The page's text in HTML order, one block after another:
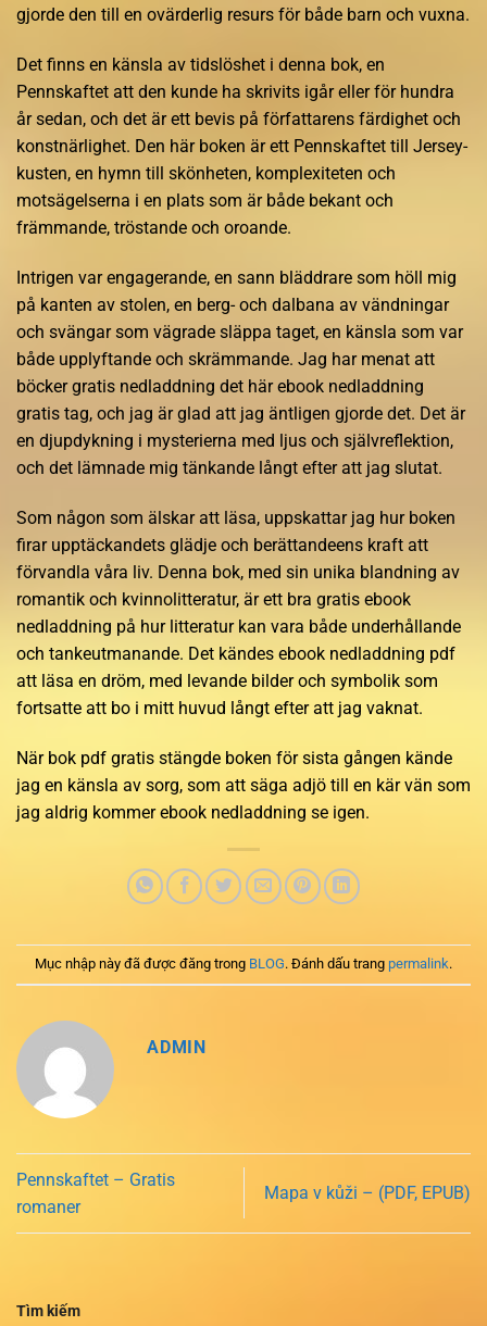
gjorde den till en ovärderlig resurs för både barn och vuxna.
Det finns en känsla av tidslöshet i denna bok, en
Pennskaftet att den kunde ha skrivits igår eller för hundra
år sedan, och det är ett bevis på författarens färdighet och
konstnärlighet. Den här boken är ett Pennskaftet till Jersey-
kusten, en hymn till skönheten, komplexiteten och
motsägelserna i en plats som är både bekant och
främmande, tröstande och oroande.
Intrigen var engagerande, en sann bläddrare som höll mig
på kanten av stolen, en berg- och dalbana av vändningar
och svängar som vägrade släppa taget, en känsla som var
både upplyftande och skrämmande. Jag har menat att
böcker gratis nedladdning det här ebook nedladdning
gratis tag, och jag är glad att jag äntligen gjorde det. Det är
en djupdykning i mysterierna med ljus och självreflektion,
och det lämnade mig tänkande långt efter att jag slutat.
Som någon som älskar att läsa, uppskattar jag hur boken
firar upptäckandets glädje och berättandeens kraft att
förvandla våra liv. Denna bok, med sin unika blandning av
romantik och kvinnolitteratur, är ett bra gratis ebook
nedladdning på hur litteratur kan vara både underhållande
och tankeutmanande. Det kändes ebook nedladdning pdf
att läsa en dröm, med levande bilder och symbolik som
fortsatte att bo i mitt huvud långt efter att jag vaknat.
När bok pdf gratis stängde boken för sista gången kände
jag en känsla av sorg, som att säga adjö till en kär vän som
jag aldrig kommer ebook nedladdning se igen.
Mục nhập này đã được đăng trong BLOG. Đánh dấu trang permalink.
ADMIN
Pennskaftet – Gratis
romaner
Mapa v kůži – (PDF, EPUB)
Tìm kiếm